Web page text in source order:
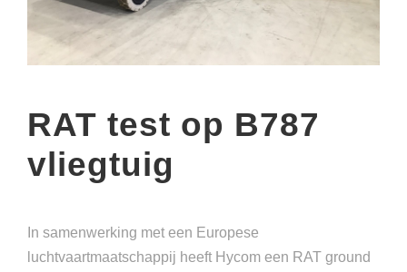
RAT test op B787
vliegtuig
In samenwerking met een Europese
luchtvaartmaatschappij heeft Hycom een RAT ground